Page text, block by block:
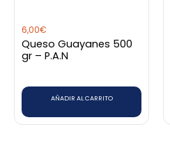
6,00€
Queso Guayanes 500
gr – P.A.N
AÑADIR AL CARRITO